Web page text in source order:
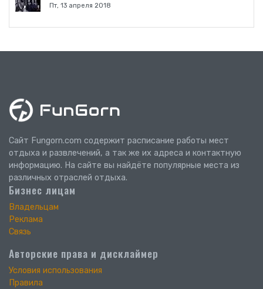
Пт, 13 апреля 2018
Сайт Fungorn.com содержит расписание работы мест
отдыха и развлечений, а так же их адреса и контактную
информацию. На сайте вы найдёте популярные места из
различных отраслей отдыха.
Бизнес лицам
Владельцам
Реклама
Связь
Авторские права и дисклаймер
Условия использования
Правила